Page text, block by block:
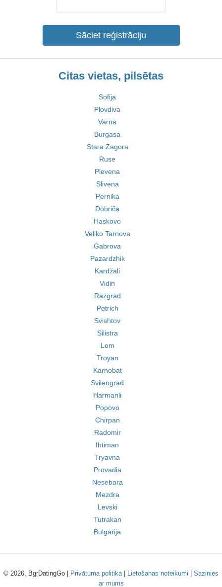
Sāciet reģistrāciju
Citas vietas, pilsētas
Sofija
Plovdiva
Varna
Burgasa
Stara Zagora
Ruse
Plevena
Slivena
Pernika
Dobriča
Haskovo
Veliko Tarnova
Gabrova
Pazardzhik
Kardžali
Vidin
Razgrad
Petrich
Svishtov
Silistra
Lom
Troyan
Karnobat
Svilengrad
Harmanli
Popovo
Chirpan
Radomir
Ihtiman
Tryavna
Provadia
Nesebara
Mezdra
Levski
Tutrakan
Bulgārija
© 2026, BgrDatingGo | Privātuma politika| Lietošanas noteikumi
Sazinies
ar mums